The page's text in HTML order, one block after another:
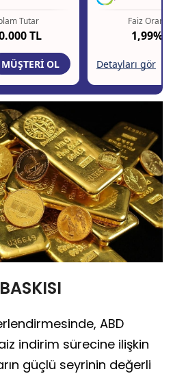
ABD
indirim sürecine ilişkin
güçlü seyrinin değerli